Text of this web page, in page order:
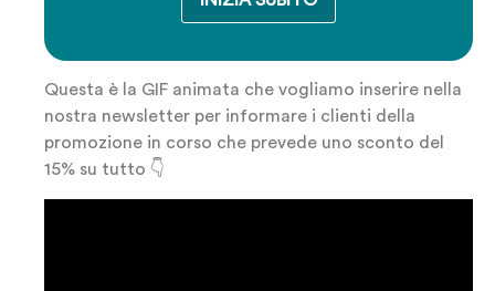
Questa è la GIF animata che vogliamo inserire nella
nostra newsletter per informare i clienti della
promozione in corso che prevede uno sconto del
15% su tutto 👇